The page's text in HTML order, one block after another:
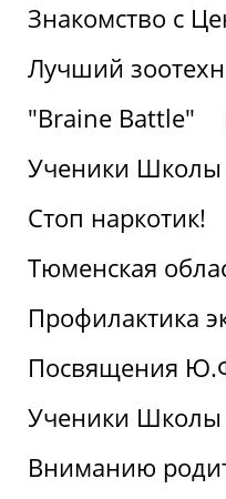
Знакомство с
Лучший
"Braine Battle"
Ученики Школы
Стоп наркотик!
Тюменская
Профилактика
Посвящения
Ученики Школы
Вниманию